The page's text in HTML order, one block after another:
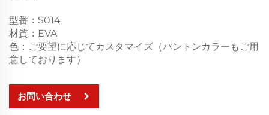
型番：S014
材質：EVA
色：ご要望に応じてカスタマイズ（パントンカラーもご用
意しております）
お問い合わせ